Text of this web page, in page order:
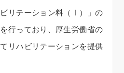
リテーション料（Ⅰ）」の
行っており、厚生労働省の
リハビリテーションを提供